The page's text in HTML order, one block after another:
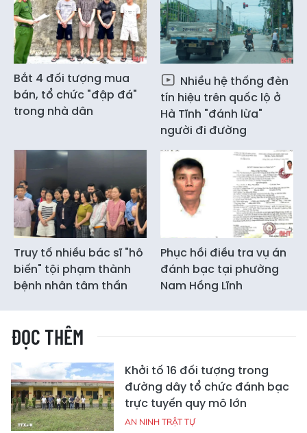
Bắt 4 đối tượng mua
bán, tổ chức "đập đá"
trong nhà dân
Nhiều hệ thống đèn
tín hiệu trên quốc lộ ở
Hà Tĩnh "đánh lừa"
người đi đường
Truy tố nhiều bác sĩ "hô
biến" tội phạm thành
bệnh nhân tâm thần
Phục hồi điều tra vụ án
đánh bạc tại phường
Nam Hồng Lĩnh
ĐỌC THÊM
Khởi tố 16 đối tượng trong
đường dây tổ chức đánh bạc
trực tuyến quy mô lớn
AN NINH TRẬT TỰ